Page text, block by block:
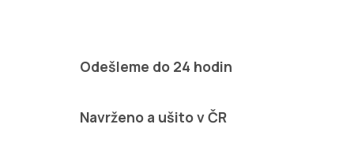
Odešleme do 24 hodin
Navrženo a ušito v ČR